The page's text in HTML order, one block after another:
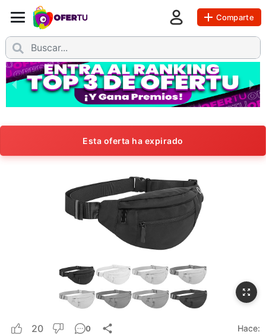
Comparte
Esta oferta ha expirado
20 0 Hace: